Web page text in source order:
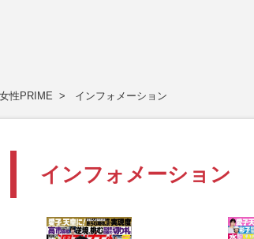
性PRIME インフォメーション
インフォメーション